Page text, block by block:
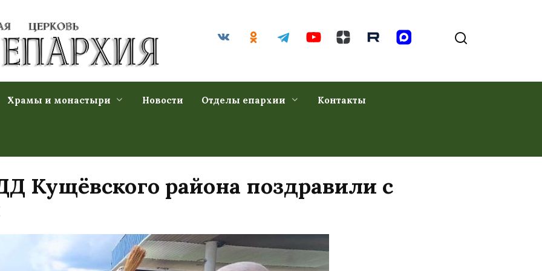
Храмы и монастыри Новости Отделы епархии Контакты
Кущёвского района поздравили с